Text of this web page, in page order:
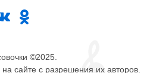
©2025.
сайте с разрешения их авторов.